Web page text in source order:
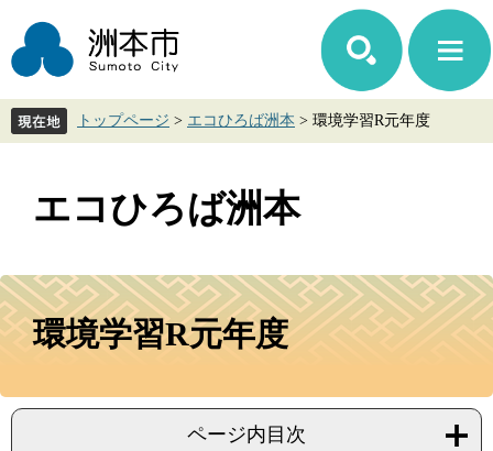
ジ
先
ュ
を
トップページ > エコひろば洲本 > 環境学習R元年度
エコひろば洲本
本
文
環境学習R元年度
ページ内目次